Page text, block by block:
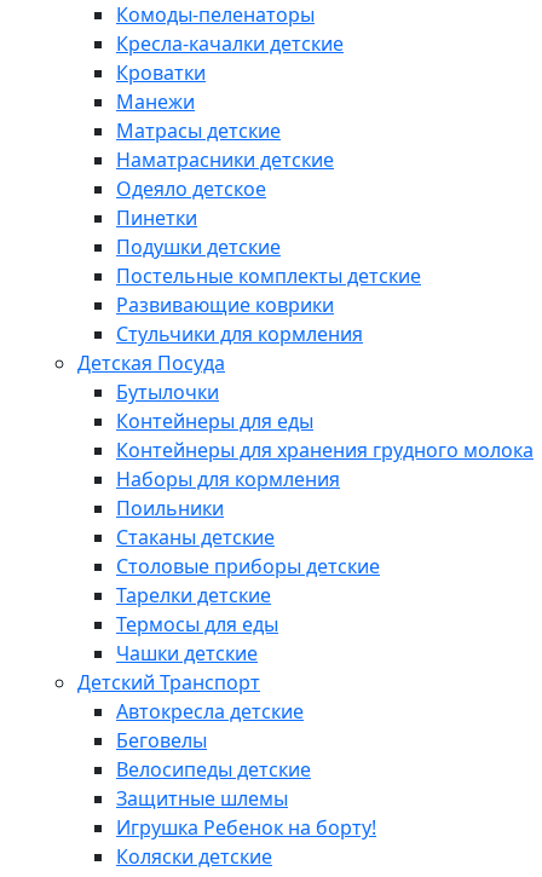
Комоды-пеленаторы
Кресла-качалки детские
Кроватки
Манежи
Матрасы детские
Наматрасники детские
Одеяло детское
Пинетки
Подушки детские
Постельные комплекты детские
Развивающие коврики
Стульчики для кормления
Детская Посуда
Бутылочки
Контейнеры для еды
Контейнеры для хранения грудного молока
Наборы для кормления
Поильники
Стаканы детские
Столовые приборы детские
Тарелки детские
Термосы для еды
Чашки детские
Детский Транспорт
Автокресла детские
Беговелы
Велосипеды детские
Защитные шлемы
Игрушка Ребенок на борту!
Коляски детские